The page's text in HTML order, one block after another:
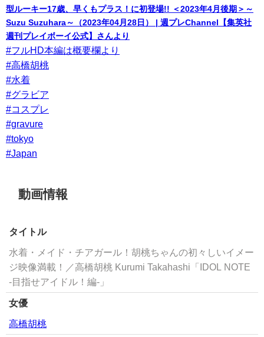
型ルーキー17歳、早くもプラス！に初登場!! ＜2023年4月後期＞～
Suzu Suzuhara～（2023年04月28日） | 週プレChannel【集英社
週刊プレイボーイ公式】さんより
#フルHD本編は概要欄より
#高橋胡桃
#水着
#グラビア
#コスプレ
#gravure
#tokyo
#Japan
動画情報
タイトル
水着・メイド・チアガール！胡桃ちゃんの初々しいイメー
ジ映像満載！／高橋胡桃 Kurumi Takahashi「IDOL NOTE
-目指せアイドル！編-」
女優
高橋胡桃